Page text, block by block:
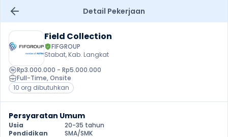
Detail Pekerjaan
Field Collection
FIFGROUP
Stabat, Kab. Langkat
Rp3.000.000 - Rp5.000.000
Full-Time, Onsite
10 org dibutuhkan
Persyaratan Umum
Usia
20-35 tahun
Pendidikan
SMA/SMK